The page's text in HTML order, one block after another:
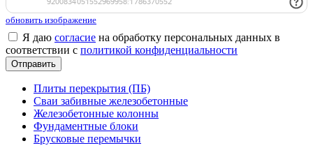
обновить изображение
Я даю согласие на обработку персональных данных в
соответствии с политикой конфиденциальности
Плиты перекрытия (ПБ)
Сваи забивные железобетонные
Железобетонные колонны
Фундаментные блоки
Брусковые перемычки